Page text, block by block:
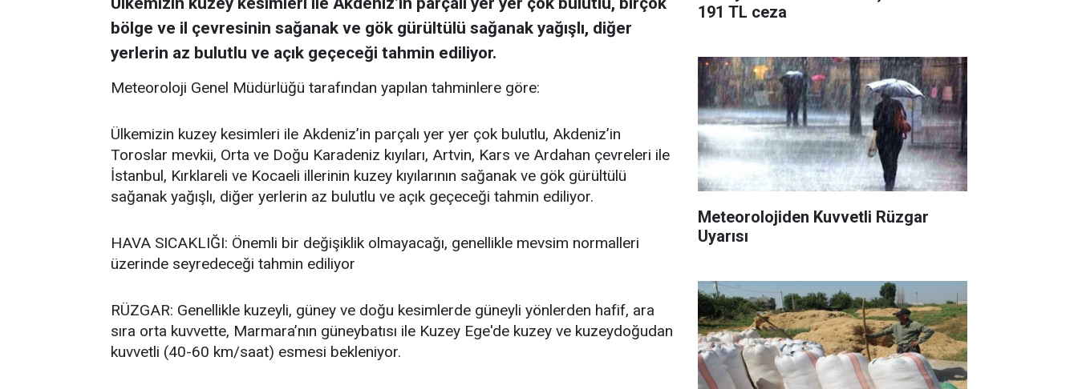
bölge ve il çevresinin sağanak ve gök gürültülü sağanak yağışlı, diğer
yerlerin az bulutlu ve açık geçeceği tahmin ediliyor.
Meteoroloji Genel Müdürlüğü tarafından yapılan tahminlere göre:
Ülkemizin kuzey kesimleri ile Akdeniz’in parçalı yer yer çok bulutlu, Akdeniz’in
Toroslar mevkii, Orta ve Doğu Karadeniz kıyıları, Artvin, Kars ve Ardahan çevreleri ile
İstanbul, Kırklareli ve Kocaeli illerinin kuzey kıyılarının sağanak ve gök gürültülü
sağanak yağışlı, diğer yerlerin az bulutlu ve açık geçeceği tahmin ediliyor.
HAVA SICAKLIĞI: Önemli bir değişiklik olmayacağı, genellikle mevsim normalleri
üzerinde seyredeceği tahmin ediliyor
RÜZGAR: Genellikle kuzeyli, güney ve doğu kesimlerde güneyli yönlerden hafif, ara
sıra orta kuvvette, Marmara’nın güneybatısı ile Kuzey Ege'de kuzey ve kuzeydoğudan
kuvvetli (40-60 km/saat) esmesi bekleniyor.
191 TL ceza
Meteorolojiden Kuvvetli Rüzgar
Uyarısı